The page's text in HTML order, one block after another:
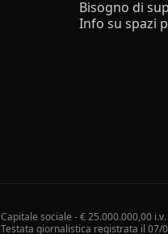
Bisogno di
Info su spazi
Capitale sociale - € 25.000.000,00
Testata giornalistica registrata il 07/